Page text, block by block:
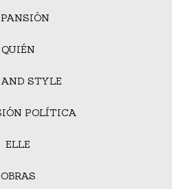
QUIÉN
STYLE
POLÍTICA
ELLE
OBRAS